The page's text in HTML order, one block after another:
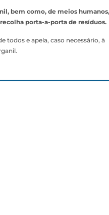
bem como, de meios humanos,
porta-a-porta de resíduos.
todos e apela, caso necessário, à